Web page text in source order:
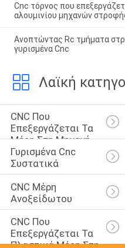
Cnc τόρνος που
αλουμινίου μηχανών
Ανοπτώντας Rc τμήματα
γυρισμένα Cnc
Λαϊκή
CNC Που
Επεξεργάζεται Τα
Μέρη Στη Μηχανή
Γυρισμένα Cnc
Συστατικά
CNC Μέρη
Ανοξείδωτου
CNC Που
Επεξεργάζεται Τα
Πλαστικά Μέρη Στη